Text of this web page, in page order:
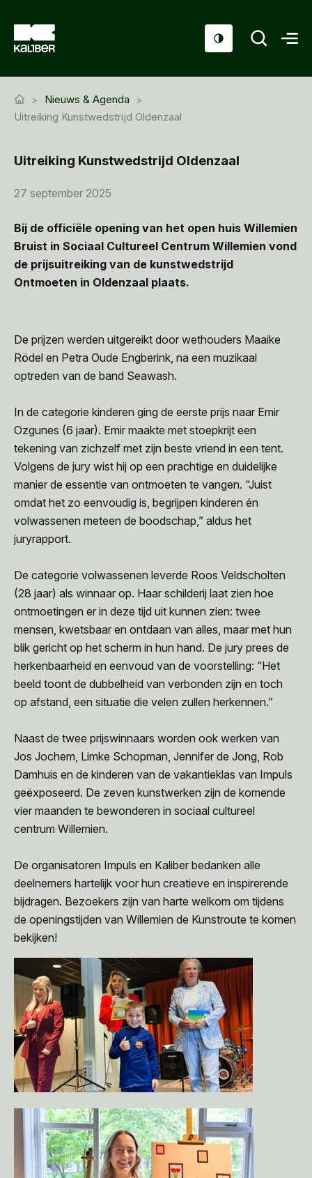
Scholen
Contact
Nieuws & Agenda
Uitreiking Kunstwedstrijd Oldenzaal
Uitreiking Kunstwedstrijd Oldenzaal
27 september 2025
Bij de officiële opening van het open huis Willemien
Bruist in Sociaal Cultureel Centrum Willemien vond
de prijsuitreiking van de kunstwedstrijd
Ontmoeten in Oldenzaal plaats.
De prijzen werden uitgereikt door wethouders Maaike
Rödel en Petra Oude Engberink, na een muzikaal
optreden van de band Seawash.
In de categorie kinderen ging de eerste prijs naar Emir
Ozgunes (6 jaar). Emir maakte met stoepkrijt een
tekening van zichzelf met zijn beste vriend in een tent.
Volgens de jury wist hij op een prachtige en duidelijke
manier de essentie van ontmoeten te vangen. “Juist
omdat het zo eenvoudig is, begrijpen kinderen én
volwassenen meteen de boodschap,” aldus het
juryrapport.
De categorie volwassenen leverde Roos Veldscholten
(28 jaar) als winnaar op. Haar schilderij laat zien hoe
ontmoetingen er in deze tijd uit kunnen zien: twee
mensen, kwetsbaar en ontdaan van alles, maar met hun
blik gericht op het scherm in hun hand. De jury prees de
herkenbaarheid en eenvoud van de voorstelling: “Het
beeld toont de dubbelheid van verbonden zijn en toch
op afstand, een situatie die velen zullen herkennen.”
Naast de twee prijswinnaars worden ook werken van
Jos Jochem, Limke Schopman, Jennifer de Jong, Rob
Damhuis en de kinderen van de vakantieklas van Impuls
geëxposeerd. De zeven kunstwerken zijn de komende
vier maanden te bewonderen in sociaal cultureel
centrum Willemien.
De organisatoren Impuls en Kaliber bedanken alle
deelnemers hartelijk voor hun creatieve en inspirerende
bijdragen. Bezoekers zijn van harte welkom om tijdens
de openingstijden van Willemien de Kunstroute te komen
bekijken!